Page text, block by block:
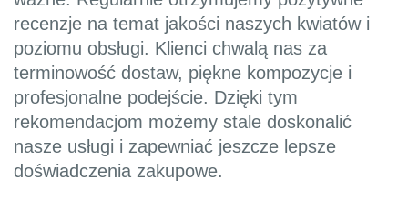
recenzje na temat jakości naszych kwiatów i
poziomu obsługi. Klienci chwalą nas za
terminowość dostaw, piękne kompozycje i
profesjonalne podejście. Dzięki tym
rekomendacjom możemy stale doskonalić
nasze usługi i zapewniać jeszcze lepsze
doświadczenia zakupowe.